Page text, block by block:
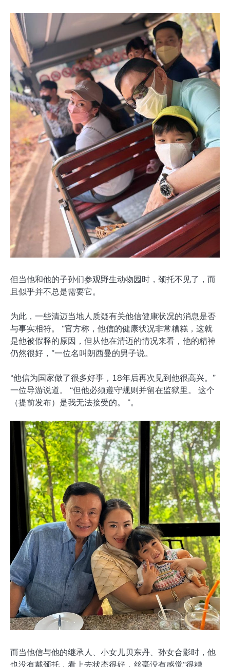
但当他和他的子孙们参观野生动物园时，颈托不见了，而
且似乎并不总是需要它。
为此，一些清迈当地人质疑有关他信健康状况的消息是否
与事实相符。 “官方称，他信的健康状况非常糟糕，这就
是他被假释的原因，但从他在清迈的情况来看，他的精神
仍然很好，”一位名叫朗西曼的男子说。
“他信为国家做了很多好事，18年后再次见到他很高兴。”
一位导游说道。 “但他必须遵守规则并留在监狱里。 这个
（提前发布）是我无法接受的。 ”。
而当他信与他的继承人、小女儿贝东丹、孙女合影时，他
也没有戴颈托，看上去状态很好，丝毫没有感觉“很糟